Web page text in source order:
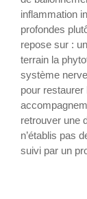
inflammation
profondes
repose sur :
terrain la
système
pour restaurer
retrouver une
n’établis pas
suivi par un